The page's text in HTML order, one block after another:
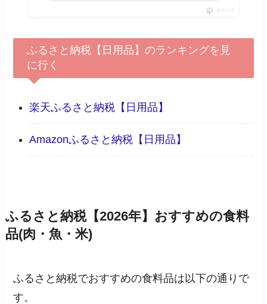
ポチップ
ふるさと納税【日用品】のランキングを見
に行く
楽天ふるさと納税【日用品】
Amazonふるさと納税【日用品】
ふるさと納税【2026年】おすすめの食料
品(肉・魚・米)
ふるさと納税でおすすめの食料品は以下の通りで
す。